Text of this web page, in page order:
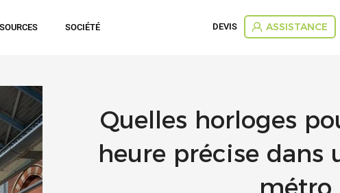
SOCIÉTÉ DEVIS ASSISTANCE
Quelles horloges
heure précise dans